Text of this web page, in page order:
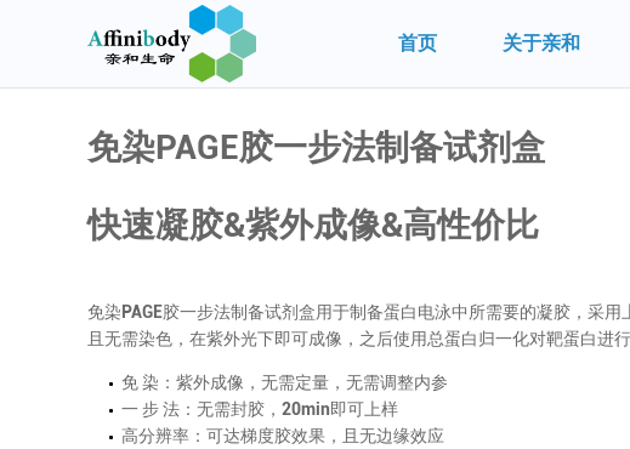
首页 关于亲和
免染PAGE胶一步法制备试剂盒
快速凝胶&紫外成像&高性价比
免染PAGE胶一步法制备试剂盒用于制备蛋白电泳中所需要的凝胶，采
且无需染色，在紫外光下即可成像，之后使用总蛋白归一化对靶蛋白进
免 染：紫外成像，无需定量，无需调整内参
一 步 法：无需封胶，20min即可上样
高分辨率：可达梯度胶效果，且无边缘效应